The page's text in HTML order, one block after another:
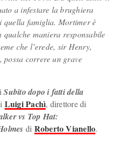
a infestare la brughiera
quella famiglia. Mortimer è
maniera responsabile
che l’erede, sir Henry,
correre un grave
Subito dopo i fatti della
Luigi Pachì, direttore di
vs Top Hat:
di Roberto Vianello.